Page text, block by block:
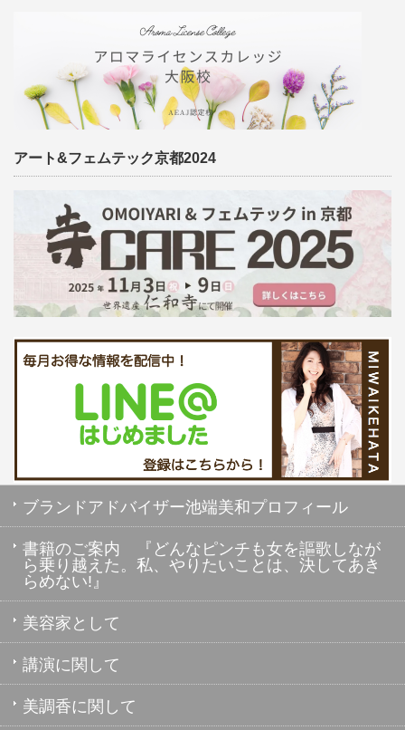
アート&フェムテック京都2024
ブランドアドバイザー池端美和プロフィール
書籍のご案内 『どんなピンチも女を謳歌しなが
ら乗り越えた。私、やりたいことは、決してあき
らめない!』
美容家として
講演に関して
美調香に関して